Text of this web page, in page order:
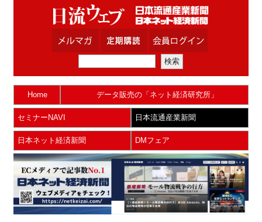
Home データ販売の「ネット経済研究所」
セミナーNAVI 日本流通産業新聞
日本ネット経済新聞 DMフェア